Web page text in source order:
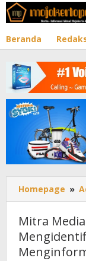
Lewati
ke
Beranda
Homepage »
Mitra